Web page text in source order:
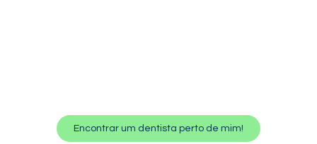
Encontrar um dentista perto de mim!